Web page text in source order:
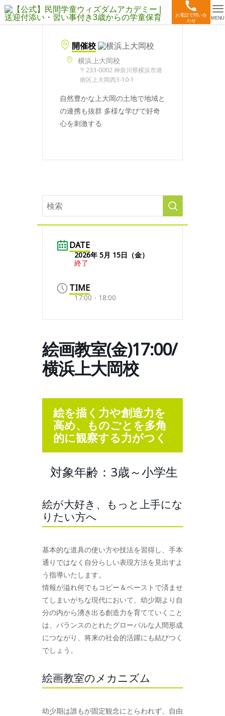
お電話で問い合
わせ
MENU
開催校
横浜上大岡校
〒233-0002 神奈川県横浜市港
南区上大岡西3-10-1
自然豊かな上大岡の土地で地域と
の連携も抜群 多様な学びで好奇
心を刺激する
DATE
2026年 5月 15日（金）
終了
TIME
17:00 - 18:00
絵画教室(金)17:00/
横浜上大岡校
絵を描く力や創造力を
高め、ものごとを多角
的に観察する力がつく
対象年齢：3歳～小学生
絵が大好き、もっと上手にな
りたい方へ
基本的な道具の使い方や技法を習得し、手本
通りではなく自分らしい表現方法を見出すよ
う指導いたします。
情報が溢れ何でもコピー＆ペーストで済ませ
てしまいがちな現代において、幼少期より自
分の内から湧き出る創造力を育てていくこと
は、バランスのとれたグローバルな人間形成
につながり、将来の社会的活躍にも結びつく
でしょう。
絵画教室のメカニズム
幼少期は誰もが固定観念にとらわれず、自由